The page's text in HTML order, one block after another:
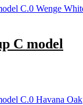
C model